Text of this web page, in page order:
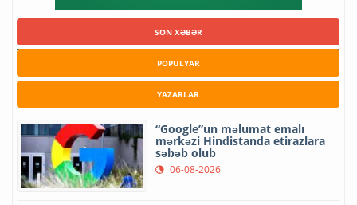
SON XƏBƏR
POPULYAR
YAZARLAR
“Google”un məlumat emalı
mərkəzi Hindistanda etirazlara
səbəb olub
06-08-2026